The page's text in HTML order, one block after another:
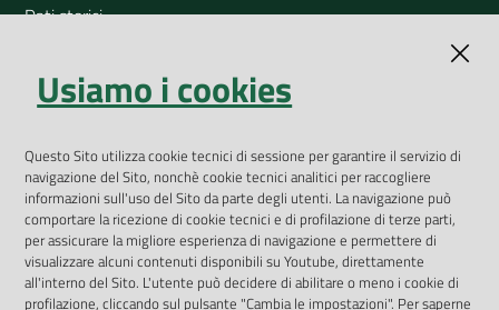
Dati storici
Open Data
App Arpav
Rapporti regionali annuali
Le Infografiche
Dispenser dati
Usiamo i cookies
Questo Sito utilizza cookie tecnici di sessione per garantire il servizio di
navigazione del Sito, nonchè cookie tecnici analitici per raccogliere
informazioni sull'uso del Sito da parte degli utenti. La navigazione può
comportare la ricezione di cookie tecnici e di profilazione di terze parti,
per assicurare la migliore esperienza di navigazione e permettere di
visualizzare alcuni contenuti disponibili su Youtube, direttamente
all'interno del Sito. L'utente può decidere di abilitare o meno i cookie di
profilazione, cliccando sul pulsante "Cambia le impostazioni". Per saperne